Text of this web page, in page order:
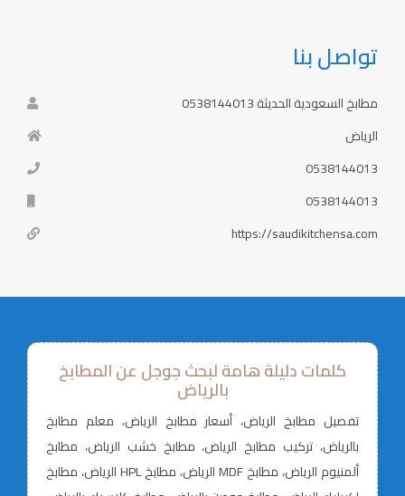
تواصل بنا
مطابخ السعودية الحديثة 0538144013
الرياض
0538144013
0538144013
https://saudikitchensa.com
كلمات دليلة هامة لبحث جوجل عن المطابخ
بالرياض
تفصيل مطابخ الرياض، أسعار مطابخ الرياض، معلم مطابخ
بالرياض، تركيب مطابخ الرياض، مطابخ خشب الرياض، مطابخ
ألمنيوم الرياض، مطابخ MDF الرياض، مطابخ HPL الرياض، مطابخ